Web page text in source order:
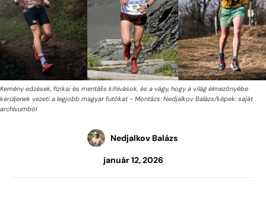
Kemény edzések, fizikai és mentális kihívások, és a vágy, hogy a világ élmezőnyébe
kerüljenek vezeti a legjobb magyar futókat - Montázs: Nedjalkov Balázs/képek: saját
archívumból
Nedjalkov Balázs
január 12, 2026